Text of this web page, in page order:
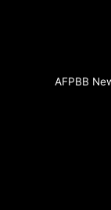
AFPBB